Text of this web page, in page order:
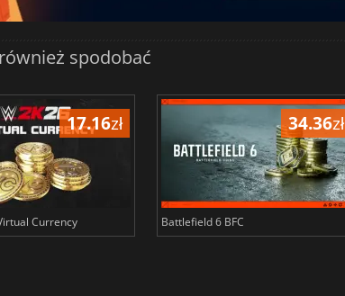
spodobać
17.16zł
Currency
34.36zł
Battlefield 6 BFC